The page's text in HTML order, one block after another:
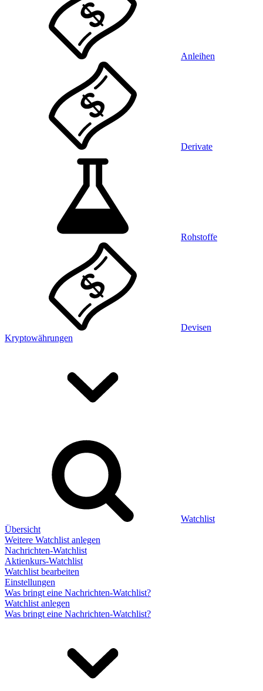
Anleihen
Derivate
Rohstoffe
Devisen
Kryptowährungen
Watchlist
Übersicht
Weitere Watchlist anlegen
Nachrichten-Watchlist
Aktienkurs-Watchlist
Watchlist bearbeiten
Einstellungen
Was bringt eine Nachrichten-Watchlist?
Watchlist anlegen
Was bringt eine Nachrichten-Watchlist?